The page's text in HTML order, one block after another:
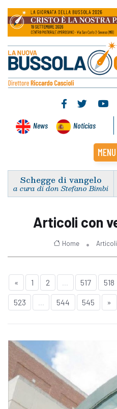
News Noticias
MENU
Schegge di vangelo
a cura di don Stefano Bimbi
Articoli con
Home
« 1 2 517 518
523 ... 544 545 »